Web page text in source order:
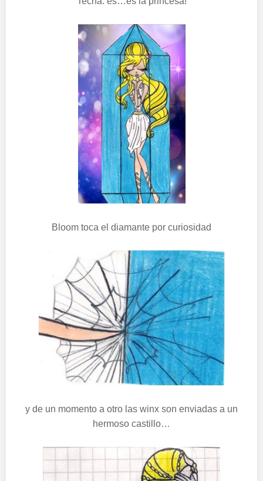
Bloom toca el diamante por curiosidad
y de un momento a otro las winx son enviadas a un
hermoso castillo…